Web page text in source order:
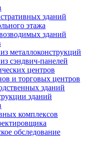
зданий
этажа
зданий
металлоконструкций
сэндвич-панелей
центров
и торговых центров
зданий
зданий
комплексов
обследование